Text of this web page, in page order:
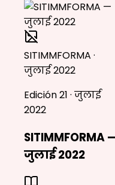
SITIMMFORMA ·
जुलाई 2022
Edición 21 · जुलाई
2022
SITIMMFORMA
जुलाई 2022